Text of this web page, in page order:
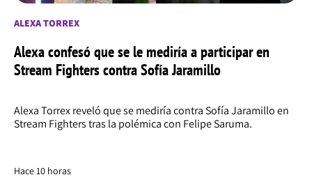
ALEXA TORREX
Alexa confesó que se le mediría a participar en
Stream Fighters contra Sofía Jaramillo
Alexa Torrex reveló que se mediría contra Sofía Jaramillo en
Stream Fighters tras la polémica con Felipe Saruma.
Hace 10 horas